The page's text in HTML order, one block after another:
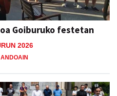
Goiburuko festetan
2026
ANDOAIN